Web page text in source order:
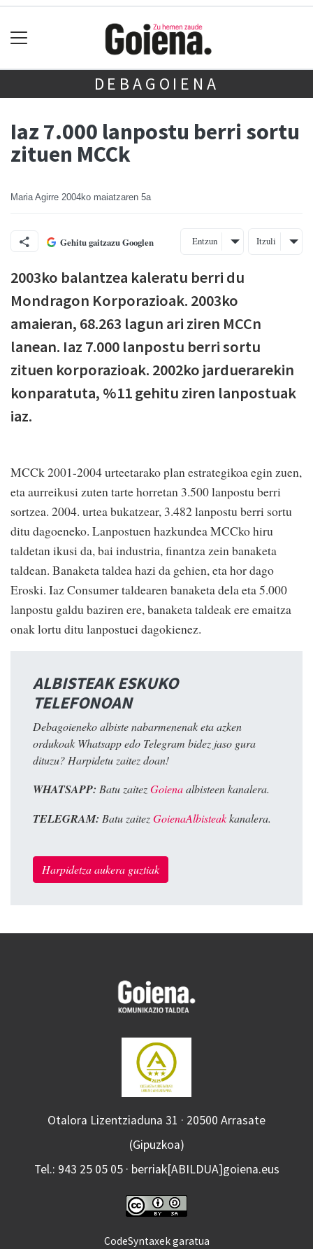
DEBAGOIENA
Iaz 7.000 lanpostu berri sortu
zituen MCCk
Maria Agirre 2004ko maiatzaren 5a
Gehitu gaitzazu Googlen Entzun Itzuli
2003ko balantzea kaleratu berri du
Mondragon Korporazioak. 2003ko
amaieran, 68.263 lagun ari ziren MCCn
lanean. Iaz 7.000 lanpostu berri sortu
zituen korporazioak. 2002ko jarduerarekin
konparatuta, %11 gehitu ziren lanpostuak
iaz.
MCCk 2001-2004 urteetarako plan estrategikoa egin zuen,
eta aurreikusi zuten tarte horretan 3.500 lanpostu berri
sortzea. 2004. urtea bukatzear, 3.482 lanpostu berri sortu
ditu dagoeneko. Lanpostuen hazkundea MCCko hiru
taldetan ikusi da, bai industria, finantza zein banaketa
taldean. Banaketa taldea hazi da gehien, eta hor dago
Eroski. Iaz Consumer taldearen banaketa dela eta 5.000
lanpostu galdu baziren ere, banaketa taldeak ere emaitza
onak lortu ditu lanpostuei dagokienez.
ALBISTEAK ESKUKO
TELEFONOAN
Debagoieneko albiste nabarmenenak eta azken
ordukoak Whatsapp edo Telegram bidez jaso gura
dituzu? Harpidetu zaitez doan!
WHATSAPP: Batu zaitezGoienaalbisteen kanalera.
TELEGRAM: Batu zaitezGoienaAlbisteakkanalera.
Harpidetza aukera guztiak
Otalora Lizentziaduna 31 · 20500 Arrasate
(Gipuzkoa)
Tel.: 943 25 05 05 · berriak[ABILDUA]goiena.eus
CodeSyntaxek garatua